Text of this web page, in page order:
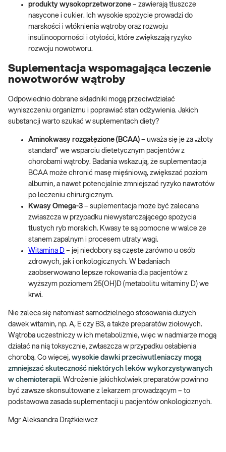
produkty wysokoprzetworzone – zawierają tłuszcze
nasycone i cukier. Ich wysokie spożycie prowadzi do
marskości i włóknienia wątroby oraz rozwoju
insulinooporności i otyłości, które zwiększają ryzyko
rozwoju nowotworu.
Suplementacja wspomagająca leczenie
nowotworów wątroby
Odpowiednio dobrane składniki mogą przeciwdziałać
wyniszczeniu organizmu i poprawiać stan odżywienia. Jakich
substancji warto szukać w suplementach diety?
Aminokwasy rozgałęzione (BCAA) – uważa się je za „złoty
standard” we wsparciu dietetycznym pacjentów z
chorobami wątroby. Badania wskazują, że suplementacja
BCAA może chronić masę mięśniową, zwiększać poziom
albumin, a nawet potencjalnie zmniejszać ryzyko nawrotów
po leczeniu chirurgicznym.
Kwasy Omega-3 – suplementacja może być zalecana
zwłaszcza w przypadku niewystarczającego spożycia
tłustych ryb morskich. Kwasy te są pomocne w walce ze
stanem zapalnym i procesem utraty wagi.
Witamina D – jej niedobory są częste zarówno u osób
zdrowych, jak i onkologicznych. W badaniach
zaobserwowano lepsze rokowania dla pacjentów z
wyższym poziomem 25(OH)D (metabolitu witaminy D) we
krwi.
Nie zaleca się natomiast samodzielnego stosowania dużych
dawek witamin, np. A, E czy B3, a także preparatów ziołowych.
Wątroba uczestniczy w ich metabolizmie, więc w nadmiarze mogą
działać na nią toksycznie, zwłaszcza w przypadku osłabienia
chorobą. Co więcej, wysokie dawki przeciwutleniaczy mogą
zmniejszać skuteczność niektórych leków wykorzystywanych
w chemioterapii. Wdrożenie jakichkolwiek preparatów powinno
być zawsze skonsultowane z lekarzem prowadzącym – to
podstawowa zasada suplementacji u pacjentów onkologicznych.
Mgr Aleksandra Drążkieiwcz